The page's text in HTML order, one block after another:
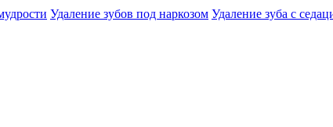
Удаление зубов под наркозом Удаление зуба с